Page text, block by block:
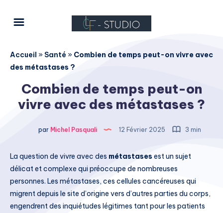
Accueil » Santé » Combien de temps peut-on vivre avec
des métastases ?
Combien de temps peut-on
vivre avec des métastases ?
par Michel Pasquali 12 Février 2025 3 min
La question de vivre avec des métastases est un sujet
délicat et complexe qui préoccupe de nombreuses
personnes. Les métastases, ces cellules cancéreuses qui
migrent depuis le site d’origine vers d’autres parties du corps,
engendrent des inquiétudes légitimes tant pour les patients